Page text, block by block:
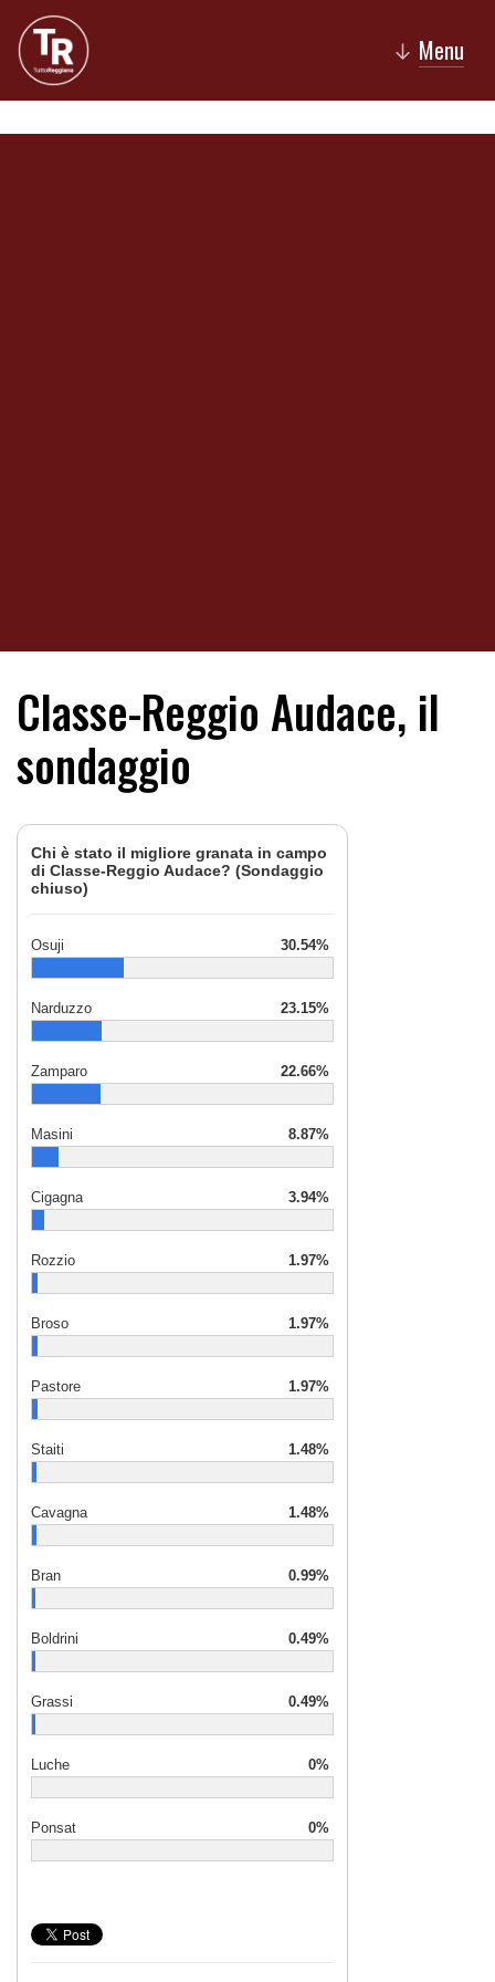
↓ Menu
Classe-Reggio Audace, il
sondaggio
Chi è stato il migliore granata in campo
di Classe-Reggio Audace? (Sondaggio
chiuso)
Osuji 30.54%
Narduzzo 23.15%
Zamparo 22.66%
Masini 8.87%
Cigagna 3.94%
Rozzio 1.97%
Broso 1.97%
Pastore 1.97%
Staiti 1.48%
Cavagna 1.48%
Bran 0.99%
Boldrini 0.49%
Grassi 0.49%
Luche 0%
Ponsat 0%